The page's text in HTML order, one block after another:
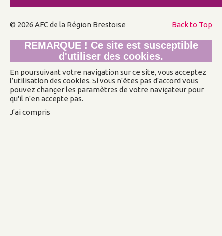
Back to Top
© 2026 AFC de la Région Brestoise
REMARQUE ! Ce site est susceptible
d'utiliser des cookies.
En poursuivant votre navigation sur ce site, vous acceptez
l’utilisation des cookies. Si vous n'êtes pas d'accord vous
pouvez changer les paramètres de votre navigateur pour
qu'il n'en accepte pas.
J'ai compris